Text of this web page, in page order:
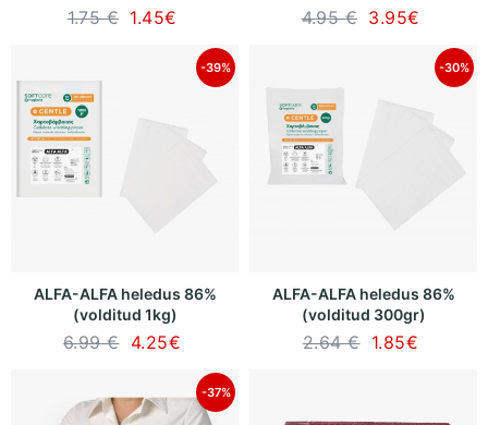
1.75 € 1.45€ 4.95 € 3.95€
-39%
ALFA-ALFA heledus 86%
(volditud 1kg)
6.99 € 4.25€
-30%
ALFA-ALFA heledus 86%
(volditud 300gr)
2.64 € 1.85€
-37%